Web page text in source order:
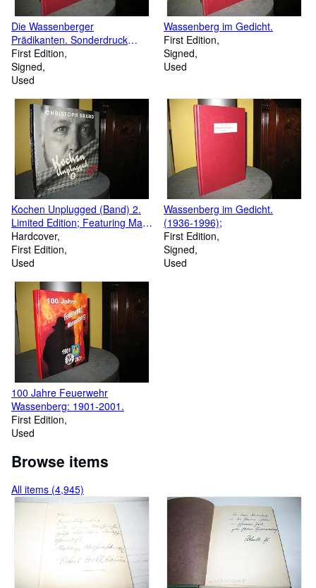
Die Wassenberger
Prädikanten. Sonderdruck
Heimatkalender des Kreises
Heinberg 1998,
First Edition
Signed
Used
Wassenberg im Gedicht.
First Edition
Signed
Used
Kochen Unplugged (Band) 2.
Limited Edition; Featuring Mark
Forster, ASD, Chima, Tim
Bendzko, Xavier Naidoo und
Moses Pelham, Chefket, Elif,
und Johannes Oerding, Teesy
und Gerard;
Hardcover
First Edition
Used
Wassenberg im Gedicht.
(1936-1996);
First Edition
Signed
Used
100 Jahre Feuerwehr
Wassenberg: 1901-2001.
First Edition
Used
Browse items
All items (4,945)